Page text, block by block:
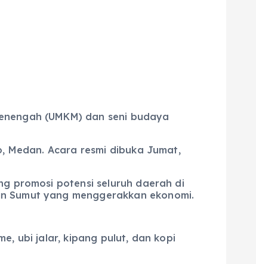
(UMKM) dan seni budaya
Medan. Acara resmi dibuka Jumat,
promosi potensi seluruh daerah di
Sumut yang menggerakkan ekonomi.
ubi jalar, kipang pulut, dan kopi